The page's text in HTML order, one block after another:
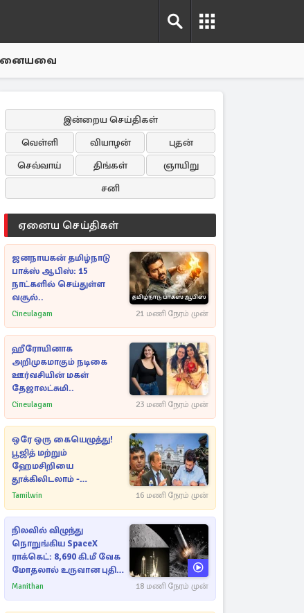
இன்றைய செய்திகள்
வெள்ளி
வியாழன்
புதன்
செவ்வாய்
திங்கள்
ஞாயிறு
சனி
ஏனைய செய்திகள்
ஜனநாயகன் தமிழ்நாடு
பாக்ஸ் ஆபிஸ்: 15
நாட்களில் செய்துள்ள
வசூல்..
Cineulagam 21 மணி நேரம் முன்
ஹீரோயினாக
அறிமுகமாகும் நடிகை
ஊர்வசியின் மகள்
தேஜாலட்சுமி..
Cineulagam 23 மணி நேரம் முன்
ஒரே ஒரு கையெழுத்து!
பூஜித் மற்றும்
ஹேமசிறியை
தூக்கிலிடலாம் -
அநுரவுக்குச் சென்ற
Tamilwin 16 மணி நேரம் முன்
நிலவில் விழுந்து
நொறுங்கிய SpaceX
ராக்கெட்: 8,690 கி.மீ வேக
மோதலால் உருவான புதிய
பள்ளம்!
Manithan 18 மணி நேரம் முன்